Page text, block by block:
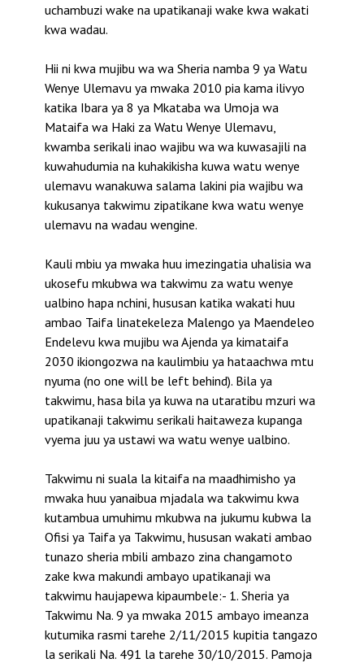
uchambuzi wake na upatikanaji wake kwa wakati
kwa wadau.
Hii ni kwa mujibu wa wa Sheria namba 9 ya Watu
Wenye Ulemavu ya mwaka 2010 pia kama ilivyo
katika Ibara ya 8 ya Mkataba wa Umoja wa
Mataifa wa Haki za Watu Wenye Ulemavu,
kwamba serikali inao wajibu wa wa kuwasajili na
kuwahudumia na kuhakikisha kuwa watu wenye
ulemavu wanakuwa salama lakini pia wajibu wa
kukusanya takwimu zipatikane kwa watu wenye
ulemavu na wadau wengine.
Kauli mbiu ya mwaka huu imezingatia uhalisia wa
ukosefu mkubwa wa takwimu za watu wenye
ualbino hapa nchini, hususan katika wakati huu
ambao Taifa linatekeleza Malengo ya Maendeleo
Endelevu kwa mujibu wa Ajenda ya kimataifa
2030 ikiongozwa na kaulimbiu ya hataachwa mtu
nyuma (no one will be left behind). Bila ya
takwimu, hasa bila ya kuwa na utaratibu mzuri wa
upatikanaji takwimu serikali haitaweza kupanga
vyema juu ya ustawi wa watu wenye ualbino.
Takwimu ni suala la kitaifa na maadhimisho ya
mwaka huu yanaibua mjadala wa takwimu kwa
kutambua umuhimu mkubwa na jukumu kubwa la
Ofisi ya Taifa ya Takwimu, hususan wakati ambao
tunazo sheria mbili ambazo zina changamoto
zake kwa makundi ambayo upatikanaji wa
takwimu haujapewa kipaumbele:- 1. Sheria ya
Takwimu Na. 9 ya mwaka 2015 ambayo imeanza
kutumika rasmi tarehe 2/11/2015 kupitia tangazo
la serikali Na. 491 la tarehe 30/10/2015. Pamoja